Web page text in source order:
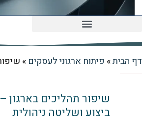
»פיתוח ארגוני לעסקים»שיפור
שיפור תהליכים בארגון –
ביצוע ושליטה ניהולית